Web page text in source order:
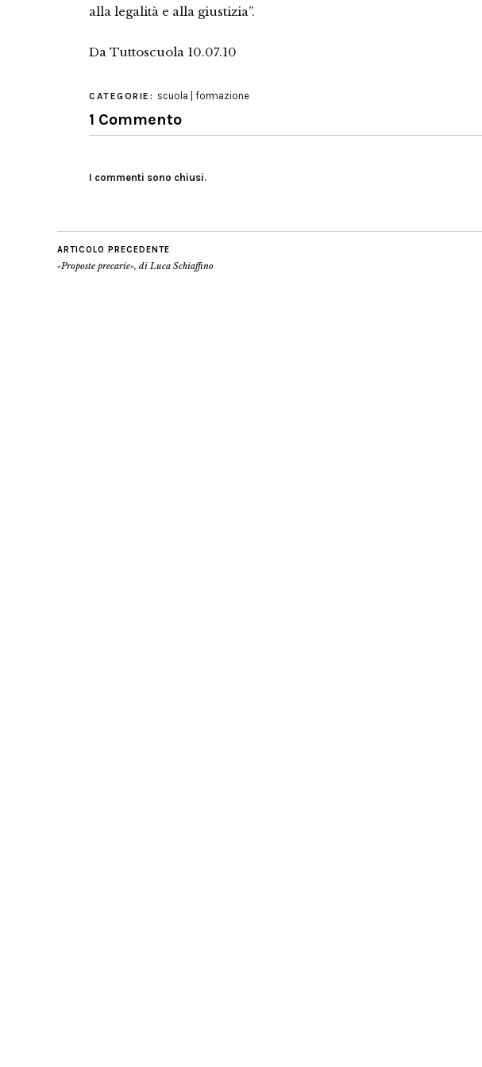
alla legalità e alla giustizia”.
Da Tuttoscuola 10.07.10
CATEGORIE: scuola | formazione
1 Commento
I commenti sono chiusi.
ARTICOLO PRECEDENTE
«Proposte precarie», di Luca Schiaffino